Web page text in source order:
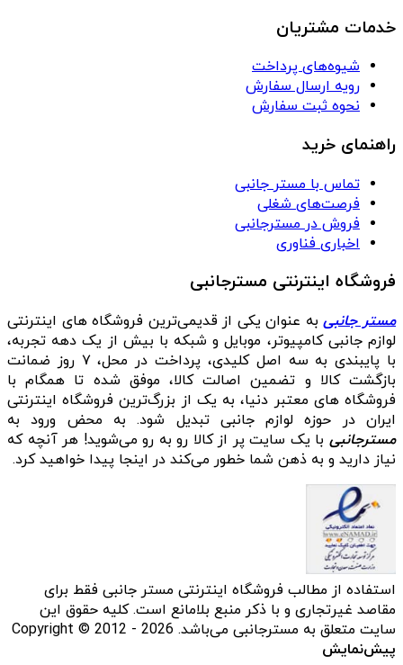
خدمات مشتریان
شیوه‌های پرداخت
رویه ارسال سفارش
نحوه ثبت سفارش
راهنمای خرید
تماس با مستر جانبی
فرصت‌های شغلی
فروش در مسترجانبی
اخباری فناوری
فروشگاه اینترنتی مسترجانبی
مستر جانبیبه عنوان یکی از قدیمی‌ترین فروشگاه های اینترنتی
لوازم جانبی کامپیوتر، موبایل و شبکه با بیش از یک دهه تجربه،
با پایبندی به سه اصل کلیدی، پرداخت در محل، ۷ روز ضمانت
بازگشت کالا و تضمین اصالت کالا، موفق شده تا همگام با
فروشگاه‌ های معتبر دنیا، به یک از بزرگ‌ترین فروشگاه اینترنتی
ایران در حوزه لوازم جانبی تبدیل شود. به محض ورود به
مسترجانبی با یک سایت پر از کالا رو به رو می‌شوید! هر آنچه که
نیاز دارید و به ذهن شما خطور می‌کند در اینجا پیدا خواهید کرد.
استفاده از مطالب فروشگاه اینترنتی مستر جانبی فقط برای
مقاصد غیرتجاری و با ذکر منبع بلامانع است. کلیه حقوق این
سایت متعلق به مسترجانبی می‌باشد. Copyright © 2012 - 2026
پیش‌نمایش